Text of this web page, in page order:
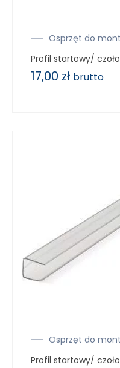
Osprzęt do
Profil startowy/
17,00 zł brutto
Osprzęt do
Profil startowy/